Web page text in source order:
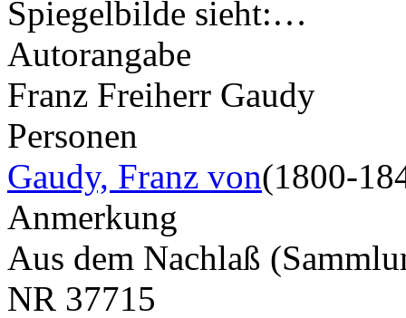
Spiegelbilde sieht:…
Autorangabe
Franz Freiherr Gaudy
Personen
Gaudy, Franz von(1800-
Anmerkung
Aus dem Nachlaß
NR 37715